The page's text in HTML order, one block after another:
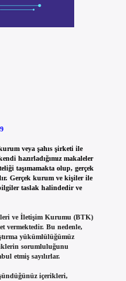
veya şahıs şirketi ile
hazırladığımız makaleler
taşımamakta olup, gerçek
Gerçek kurum ve kişiler ile
taslak halindedir ve
ve İletişim Kurumu (BTK)
vermektedir. Bu nedenle,
yükümlülüğümüz
sorumluluğunu
etmiş sayılırlar.
içerikleri,